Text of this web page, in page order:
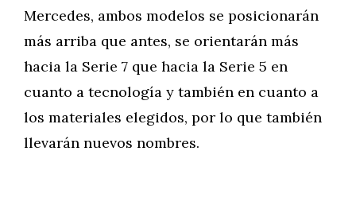
Mercedes, ambos modelos se posicionarán
más arriba que antes, se orientarán más
hacia la Serie 7 que hacia la Serie 5 en
cuanto a tecnología y también en cuanto a
los materiales elegidos, por lo que también
llevarán nuevos nombres.